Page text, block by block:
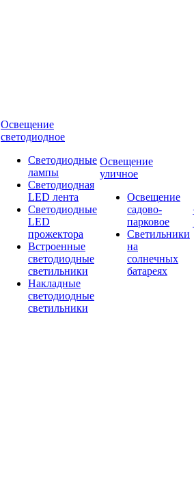
Освещение
светодиодное
Светодиодные
лампы
Светодиодная
LED лента
Светодиодные
LED
прожектора
Встроенные
светодиодные
светильники
Накладные
светодиодные
светильники
Освещение
уличное
Освещение
садово-
парковое
Светильники
на
солнечных
батареях